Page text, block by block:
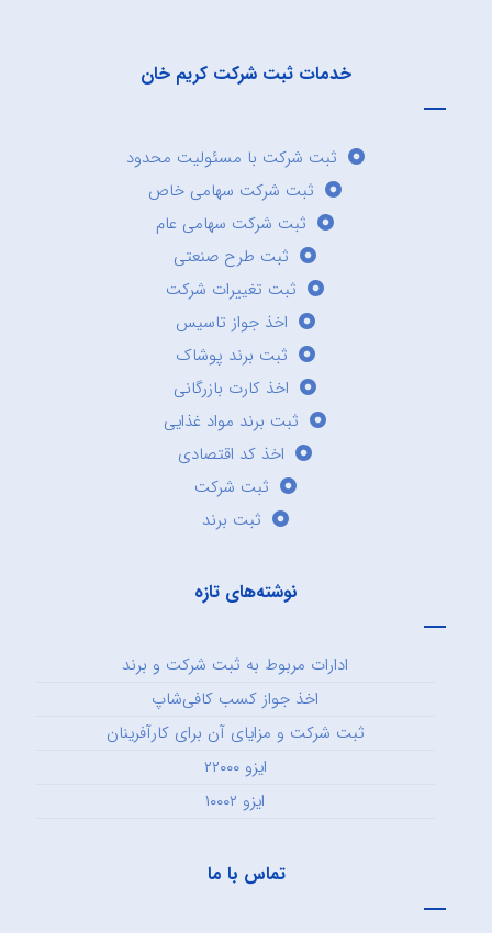
خدمات ثبت شرکت کریم خان
ثبت شرکت با مسئولیت محدود
ثبت شرکت سهامی خاص
ثبت شرکت سهامی عام
ثبت طرح صنعتی
ثبت تغییرات شرکت
اخذ جواز تاسیس
ثبت برند پوشاک
اخذ کارت بازرگانی
ثبت برند مواد غذایی
اخذ کد اقتصادی
ثبت شرکت
ثبت برند
نوشته‌های تازه
ادارات مربوط به ثبت شرکت و برند
اخذ جواز کسب کافی‌شاپ
ثبت شرکت و مزایای آن برای کارآفرینان
ایزو ۲۲۰۰۰
ایزو ۱۰۰۰۲
تماس با ما